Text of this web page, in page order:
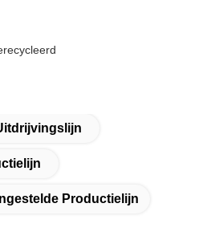
Productielijn